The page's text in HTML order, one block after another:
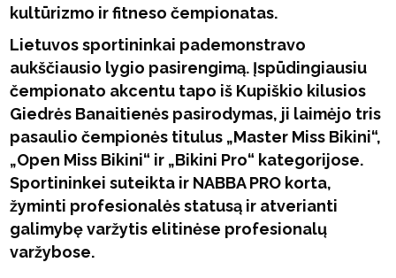
kultūrizmo ir fitneso čempionatas.
Lietuvos sportininkai pademonstravo
aukščiausio lygio pasirengimą. Įspūdingiausiu
čempionato akcentu tapo iš Kupiškio kilusios
Giedrės Banaitienės pasirodymas, ji laimėjo tris
pasaulio čempionės titulus „Master Miss Bikini“,
„Open Miss Bikini“ ir „Bikini Pro“ kategorijose.
Sportininkei suteikta ir NABBA PRO korta,
žyminti profesionalės statusą ir atverianti
galimybę varžytis elitinėse profesionalų
varžybose.